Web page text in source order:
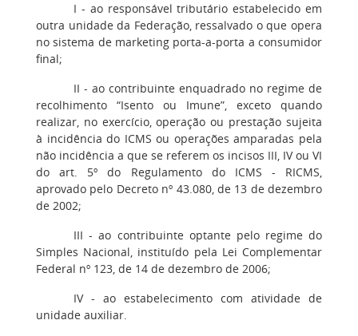
I - ao responsável tributário estabelecido em
outra unidade da Federação, ressalvado o que opera
no sistema de marketing porta-a-porta a consumidor
final;
II - ao contribuinte enquadrado no regime de
recolhimento “Isento ou Imune”, exceto quando
realizar, no exercício, operação ou prestação sujeita
à incidência do ICMS ou operações amparadas pela
não incidência a que se referem os incisos III, IV ou VI
do art. 5º do Regulamento do ICMS - RICMS,
aprovado pelo Decreto nº 43.080, de 13 de dezembro
de 2002;
III - ao contribuinte optante pelo regime do
Simples Nacional, instituído pela Lei Complementar
Federal nº 123, de 14 de dezembro de 2006;
IV - ao estabelecimento com atividade de
unidade auxiliar.